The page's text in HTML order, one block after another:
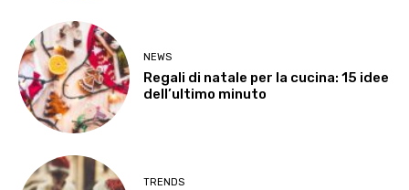
NEWS
Regali di natale per la cucina: 15 idee
dell’ultimo minuto
TRENDS